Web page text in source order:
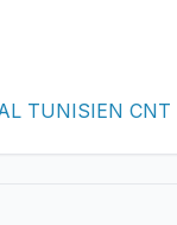
TUNISIEN CNT